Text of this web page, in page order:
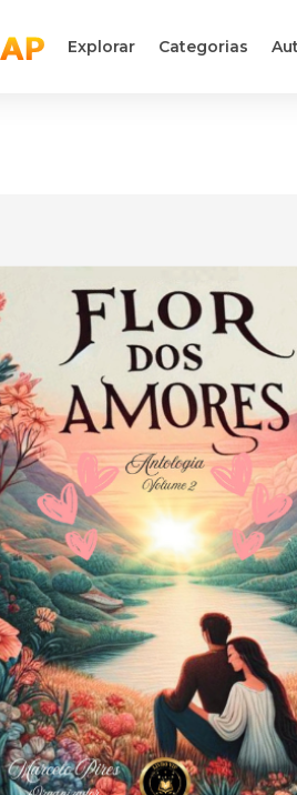
Explorar Categorias